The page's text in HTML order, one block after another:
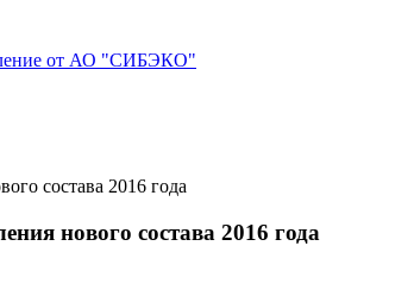
от АО "СИБЭКО"
состава 2016 года
нового состава 2016 года